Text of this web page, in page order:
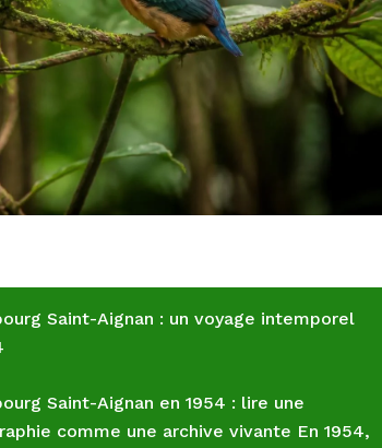
Saint-Aignan : un voyage intemporel
Saint-Aignan en 1954 : lire une
comme une archive vivante En 1954,